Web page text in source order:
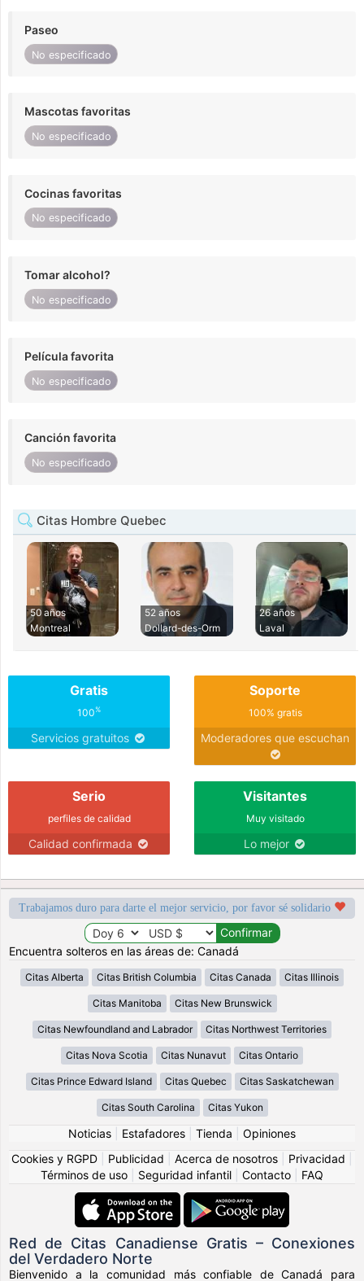
Paseo
No especificado
Mascotas favoritas
No especificado
Cocinas favoritas
No especificado
Tomar alcohol?
No especificado
Película favorita
No especificado
Canción favorita
No especificado
Citas Hombre Quebec
50 años
Montreal
52 años
Dollard-des-Orm
26 años
Laval
Gratis
100%
Servicios gratuitos
Soporte
100% gratis
Moderadores que escuchan
Serio
perfiles de calidad
Calidad confirmada
Visitantes
Muy visitado
Lo mejor
Trabajamos duro para darte el mejor servicio, por favor sé solidario
Encuentra solteros en las áreas de: Canadá
Citas Alberta Citas British Columbia Citas Canada Citas Illinois
Citas Manitoba Citas New Brunswick
Citas Newfoundland and Labrador Citas Northwest Territories
Citas Nova Scotia Citas Nunavut Citas Ontario
Citas Prince Edward Island Citas Quebec Citas Saskatchewan
Citas South Carolina Citas Yukon
Noticias Estafadores Tienda
Opiniones
Cookies y RGPD
Publicidad Acerca de nosotros Privacidad
Términos de uso
Seguridad infantil Contacto FAQ
Red de Citas Canadiense Gratis – Conexiones
del Verdadero Norte
Bienvenido a la comunidad más confiable de Canadá para